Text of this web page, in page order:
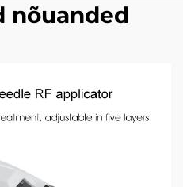
nõuanded